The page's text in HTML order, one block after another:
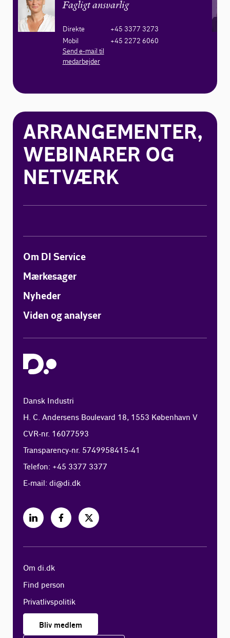
Fagligt ansvarlig
Direkte
+45 3377 3273
Mobil
+45 2272 6060
Send e-mail til
medarbejder
ARRANGEMENTER,
WEBINARER OG
NETVÆRK
Om DI Service
Mærkesager
Nyheder
Viden og analyser
Dansk Industri
H. C. Andersens Boulevard 18, 1553 København V
CVR-nr. 16077593
Transparency-nr. 5749958415-41
Telefon: +45 3377 3377
E-mail:di@di.dk
Om di.dk
Find person
Privatlivspolitik
Bliv medlem